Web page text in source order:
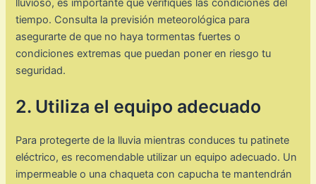
lluvioso, es importante que verifiques las condiciones del
tiempo. Consulta la previsión meteorológica para
asegurarte de que no haya tormentas fuertes o
condiciones extremas que puedan poner en riesgo tu
seguridad.
2. Utiliza el equipo adecuado
Para protegerte de la lluvia mientras conduces tu patinete
eléctrico, es recomendable utilizar un equipo adecuado. Un
impermeable o una chaqueta con capucha te mantendrán